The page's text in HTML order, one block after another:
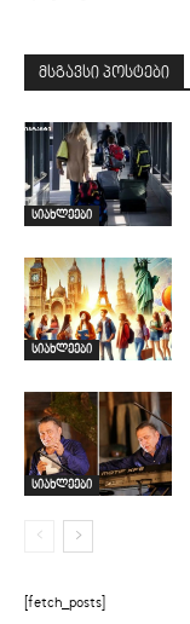
მსგავსი პოსტები
სიახლეები
სიახლეები
სიახლეები
[fetch_posts]